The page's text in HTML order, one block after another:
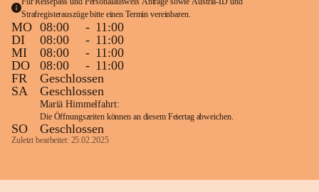
Strafregisterauszüge bitte einen Termin vereinbaren.
MO 08:00 - 11:00
DI
08:00 - 11:00
MI
08:00 - 11:00
DO
08:00 - 11:00
FR
Geschlossen
SA
Geschlossen
Mariä Himmelfahrt:
Die Öffnungszeiten können an diesem Feiertag abweichen.
SO Geschlossen
Zuletzt bearbeitet: 25.02.2025